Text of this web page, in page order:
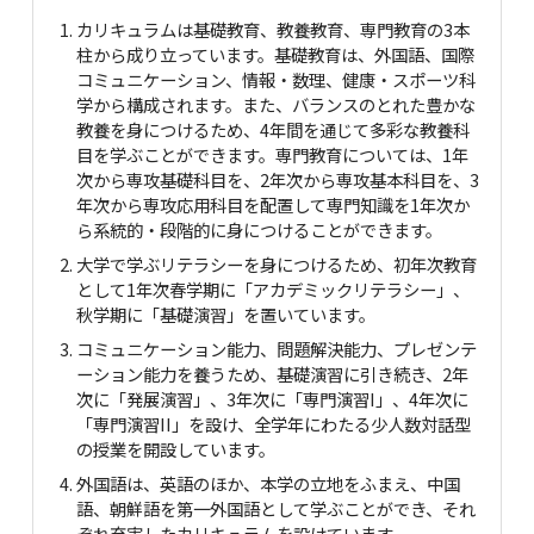
カリキュラムは基礎教育、教養教育、専門教育の3本
柱から成り立っています。基礎教育は、外国語、国際
コミュニケーション、情報・数理、健康・スポーツ科
学から構成されます。また、バランスのとれた豊かな
教養を身につけるため、4年間を通じて多彩な教養科
目を学ぶことができます。専門教育については、1年
次から専攻基礎科目を、2年次から専攻基本科目を、3
年次から専攻応用科目を配置して専門知識を1年次か
ら系統的・段階的に身につけることができます。
大学で学ぶリテラシーを身につけるため、初年次教育
として1年次春学期に「アカデミックリテラシー」、
秋学期に「基礎演習」を置いています。
コミュニケーション能力、問題解決能力、プレゼンテ
ーション能力を養うため、基礎演習に引き続き、2年
次に「発展演習」、3年次に「専門演習I」、4年次に
「専門演習II」を設け、全学年にわたる少人数対話型
の授業を開設しています。
外国語は、英語のほか、本学の立地をふまえ、中国
語、朝鮮語を第一外国語として学ぶことができ、それ